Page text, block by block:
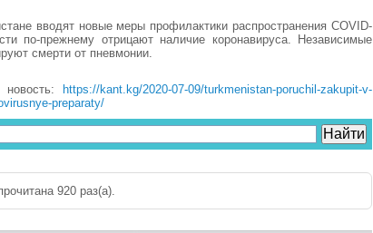
вводят новые меры профилактики распространения COVID-
по-прежнему отрицают наличие коронавируса. Независимые
смерти от пневмонии.
https://kant.kg/2020-07-09/turkmenistan-poruchil-zakupit-v-
preparaty/
920 раз(a).